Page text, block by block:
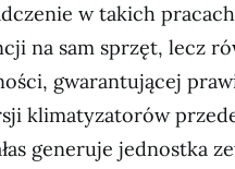
w takich
na sam sprzęt, lecz
gwarantującej
klimatyzatorów
generuje jednostka